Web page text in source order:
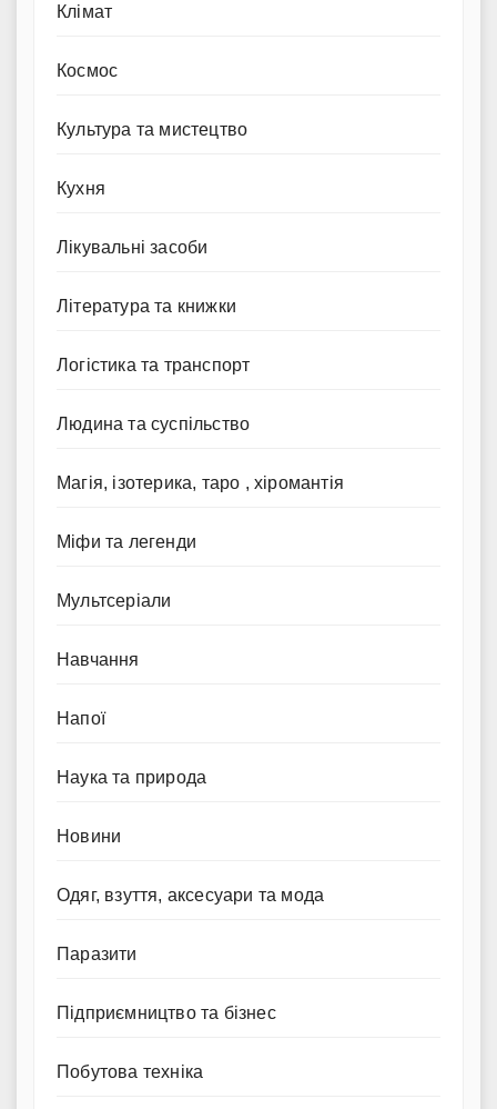
Клімат
Космос
Культура та мистецтво
Кухня
Лікувальні засоби
Література та книжки
Логістика та транспорт
Людина та суспільство
Магія, ізотерика, таро , хіромантія
Міфи та легенди
Мультсеріали
Навчання
Напої
Наука та природа
Новини
Одяг, взуття, аксесуари та мода
Паразити
Підприємництво та бізнес
Побутова техніка